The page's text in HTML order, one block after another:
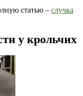
статью – случка
у крольчих